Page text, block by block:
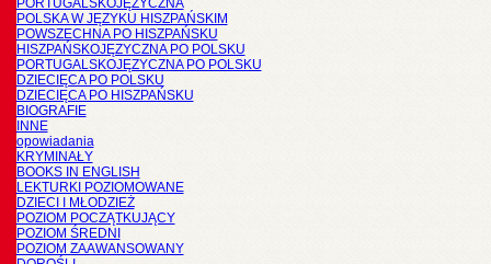
PORTUGALSKOJĘZYCZNA
POLSKA W JĘZYKU HISZPAŃSKIM
POWSZECHNA PO HISZPAŃSKU
HISZPAŃSKOJĘZYCZNA PO POLSKU
PORTUGALSKOJĘZYCZNA PO POLSKU
DZIECIĘCA PO POLSKU
DZIECIĘCA PO HISZPAŃSKU
BIOGRAFIE
INNE
opowiadania
KRYMINAŁY
BOOKS IN ENGLISH
LEKTURKI POZIOMOWANE
DZIECI I MŁODZIEŻ
POZIOM POCZĄTKUJĄCY
POZIOM ŚREDNI
POZIOM ZAAWANSOWANY